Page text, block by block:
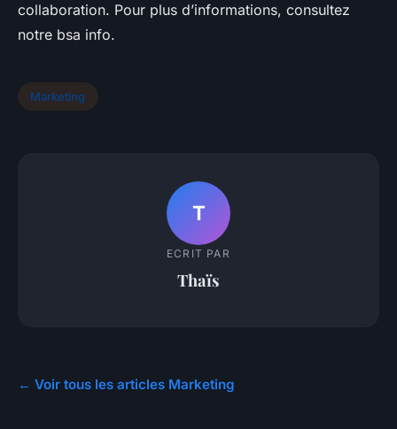
collaboration. Pour plus d’informations, consultez
notre bsa info.
Marketing
T
ECRIT PAR
Thaïs
← Voir tous les articles Marketing